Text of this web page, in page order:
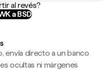
al revés?
a BSD
envía directo a un banco
ocultas ni márgenes